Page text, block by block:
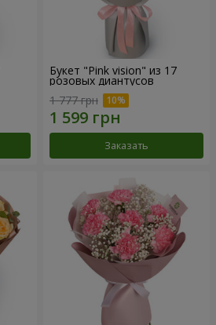
Букет "Pink vision" из 17
розовых диантусов
1 777 грн
Заказать